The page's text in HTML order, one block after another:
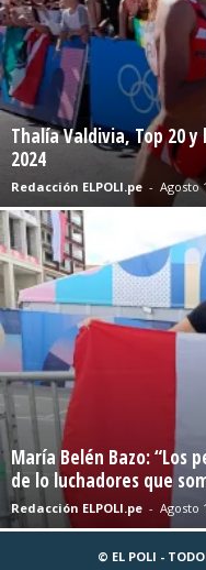
Thalía Valdivia, Top 20
2024
Redacción ELPOLI.pe - Agosto
María Belén Bazo: “Los
de lo luchadores que
Redacción ELPOLI.pe - Agosto
© EL POLI -